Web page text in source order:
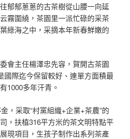
郁郁蔥蔥的古茶樹從山腰一向延
霧圍繞，茶園里一派忙碌的采茶
綠海之中，采摘本年新春鮮嫩的
會主任楊澤忠先容，賀開古茶園
國際迄今保留較好、連單方面積最
1000多年汗青。
，采取“村黨組織+企業+茶農”的
，扶植316平方米的茶文明特點平
現項目，生孩子制作出系列茶產